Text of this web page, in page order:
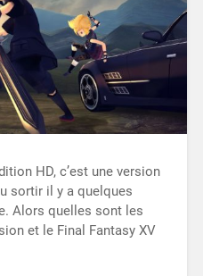
HD, c’est une version
sortir il y a quelques
Alors quelles sont les
et le Final Fantasy XV